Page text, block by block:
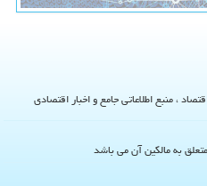
، منبع اطلاعاتی جامع و اخبار اقتصادی